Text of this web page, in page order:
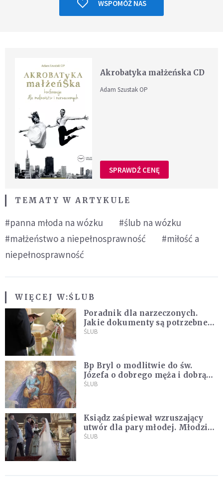
WSPOMÓŻ NAS
Akrobatyka małżeńska CD
Adam Szustak OP
SPRAWDŹ CENĘ
TEMATY W ARTYKULE
#panna młoda na wózku
#ślub na wózku
#małżeństwo a niepełnosprawność
#miłość a
niepełnosprawność
WIĘCEJ W:ŚLUB
Poradnik dla narzeczonych.
Jakie dokumenty są potrzebne
do ślubu konkordatowego?
ŚLUB
Bp Bryl o modlitwie do św.
Józefa o dobrego męża i dobrą
żonę: Nie bójmy się wołać do
ŚLUB
Ksiądz zaśpiewał wzruszający
utwór dla pary młodej. Młodzi
nie kryli wzruszenia [MUZYKA]
ŚLUB